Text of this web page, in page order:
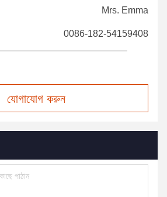
Mrs. Emma
0086-182-54159408
যোগাযোগ করুন